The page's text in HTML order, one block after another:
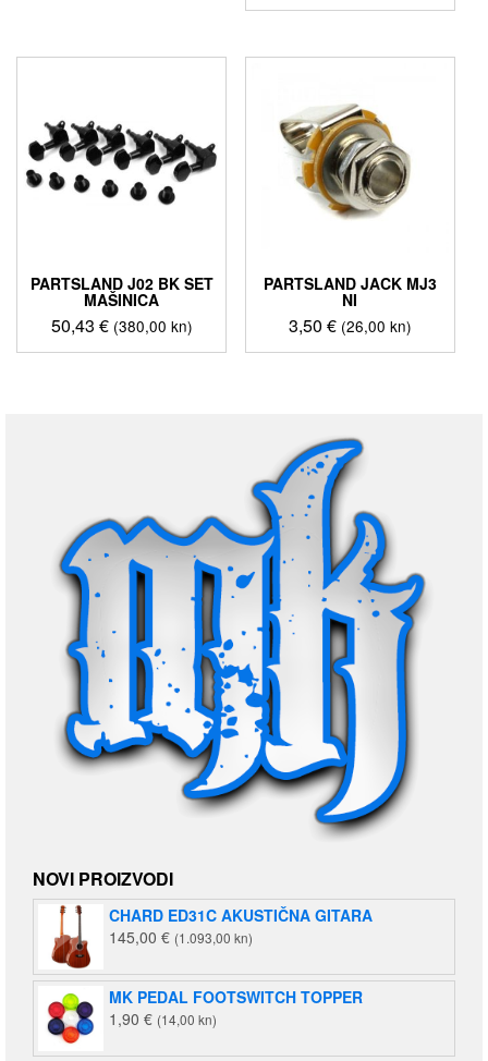
PARTSLAND J02 BK SET
MAŠINICA
50,43 € (380,00 kn)
PARTSLAND JACK MJ3
NI
3,50 € (26,00 kn)
NOVI PROIZVODI
CHARD ED31C AKUSTIČNA GITARA
145,00 € (1.093,00 kn)
MK PEDAL FOOTSWITCH TOPPER
1,90 € (14,00 kn)